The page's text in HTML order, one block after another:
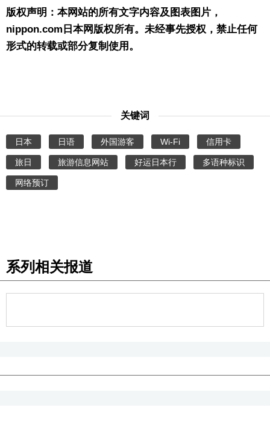
版权声明：本网站的所有文字内容及图表图片，
nippon.com日本网版权所有。未经事先授权，禁止任何
形式的转载或部分复制使用。
关键词
日本 日语 外国游客 Wi-Fi 信用卡
旅日 旅游信息网站 好运日本行 多语种标识
网络预订
系列相关报道